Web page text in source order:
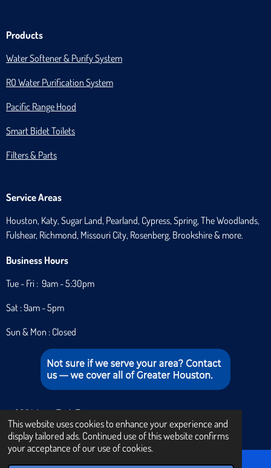
This website uses cookies to enhance your experience and
display tailored ads. Continued use of this website confirms
your acceptance of our use of cookies.
Products
Water Softener & Purify System
RO Water Purification System
Pacific Range Hood
Smart Bidet Toilets
Filters & Parts
Service Areas
Houston, Katy, Sugar Land, Pearland, Cypress, Spring, The Woodlands,
Fulshear, Richmond, Missouri City, Rosenberg, Brookshire & more.
Business Hours
Tue - Fri : 9am - 5:30pm
Sat : 9am - 5pm
Sun & Mon : Closed
© 2024 Aqua Tech Texas
Powered byWebador